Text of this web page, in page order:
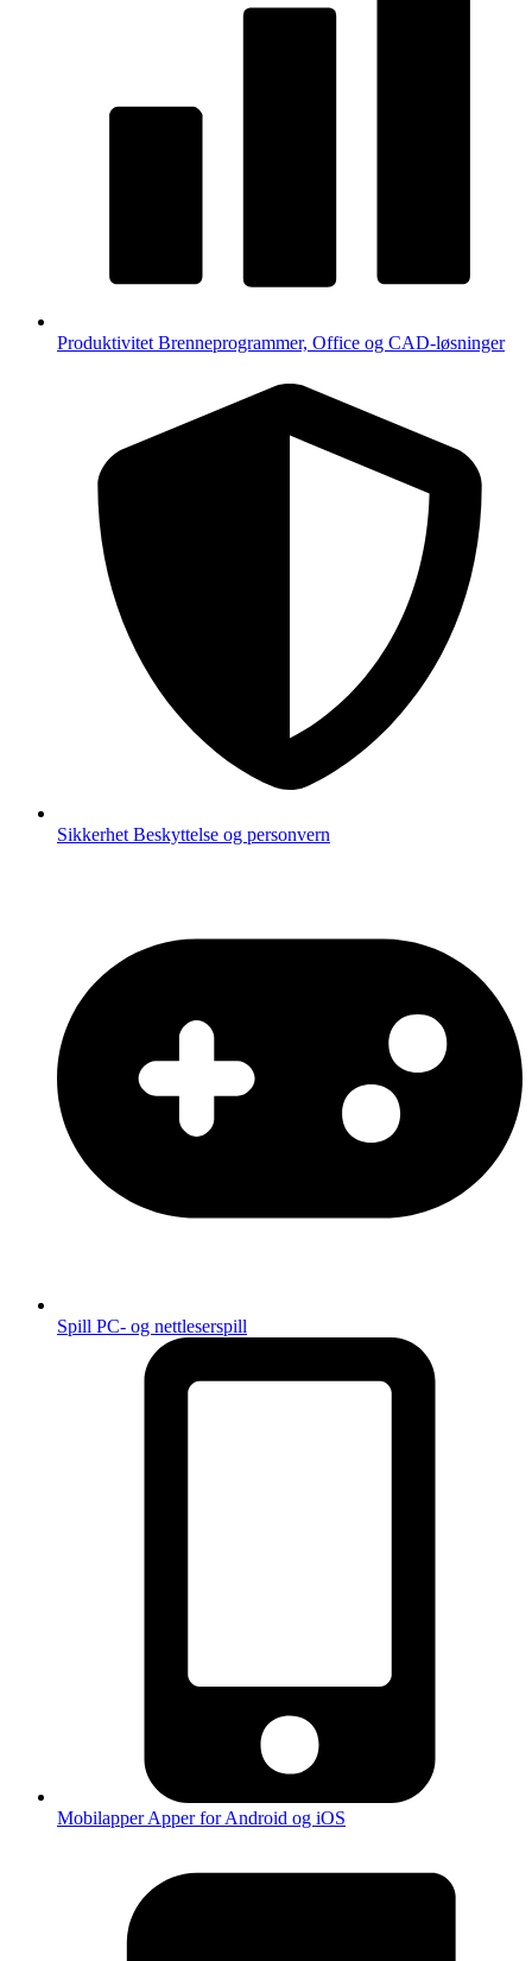
Produktivitet Brenneprogrammer, Office og CAD-løsninger
Sikkerhet Beskyttelse og personvern
Spill PC- og nettleserspill
MobilapperApper for Android og iOS